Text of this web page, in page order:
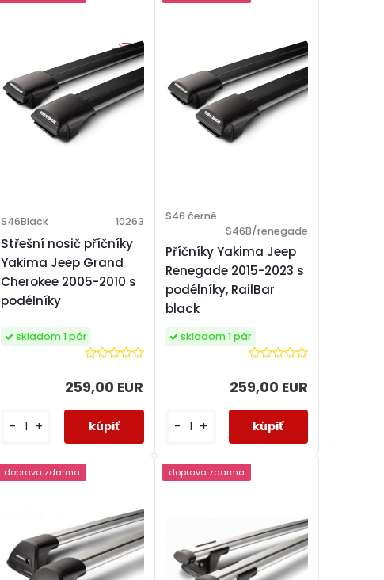
Střešní nosič příčníky
Yakima Jeep Grand
Cherokee 2005-2010 s
podélníky
S46Black 10263
259,00 EUR
skladom 1 pár
- +
Příčníky Yakima Jeep
Renegade 2015-2023 s
podélníky, RailBar
black
S46 černé
S46B/renegade
259,00 EUR
skladom 1 pár
- +
doprava zdarma doprava zdarma